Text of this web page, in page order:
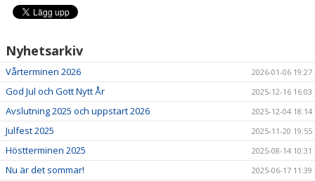
Nyhetsarkiv
Vårterminen 2026 2026-01-06 19:27
God Jul och Gott Nytt År 2025-12-16 16:03
Avslutning 2025 och uppstart 2026 2025-12-04 18:14
Julfest 2025 2025-11-20 19:55
Höstterminen 2025 2025-08-14 10:31
Nu är det sommar! 2025-06-17 11:39